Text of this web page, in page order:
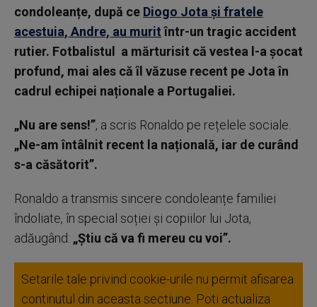
condoleanțe, după ce Diogo Jota și fratele
acestuia, Andre, au muritîntr-un tragic accident
rutier. Fotbalistul a mărturisit că vestea l-a șocat
profund, mai ales că îl văzuse recent pe Jota în
cadrul echipei naționale a Portugaliei.
„Nu are sens!”, a scris Ronaldo pe rețelele sociale.
„Ne-am întâlnit recent la națională, iar de curând
s-a căsătorit”.
Ronaldo a transmis sincere condoleanțe familiei
îndoliate, în special soției și copiilor lui Jota,
adăugând: „Știu că va fi mereu cu voi”.
Setarile tale privind cookie-urile nu permit afisarea
continutul din aceasta sectiune. Poti actualiza